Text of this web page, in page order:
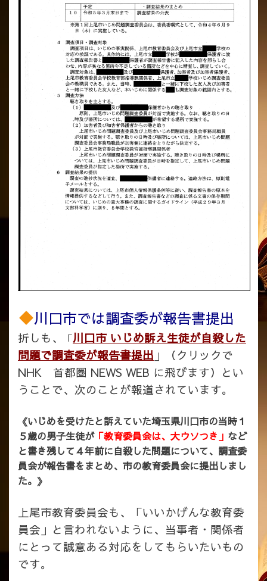
川口市では調査委が報告書提出
折しも、 「川口市 いじめ訴え生徒が自殺した
問題で調査委が報告書提出 」（クリックで
NHK 首都圏 NEWS WEB に飛びます）とい
うことで、次のことが報道されています。
《いじめを受けたと訴えていた埼玉県川口市の当時１
５歳の男子生徒が「教育委員会は、大ウソつき」 など
と書き残して４年前に自殺した問題について、調査委
員会が報告書をまとめ、市の教育委員会に提出しまし
た。》
上尾市教育委員会も、「いいかげんな教育委
員会」と言われないように、当事者・関係者
にとって誠意ある対応をしてもらいたいもの
です。